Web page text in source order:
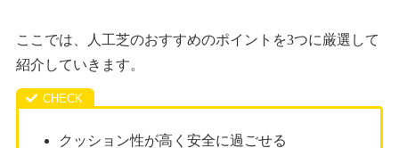
ここでは、人工芝のおすすめのポイントを3つに厳選して
紹介していきます。
クッション性が高く安全に過ごせる